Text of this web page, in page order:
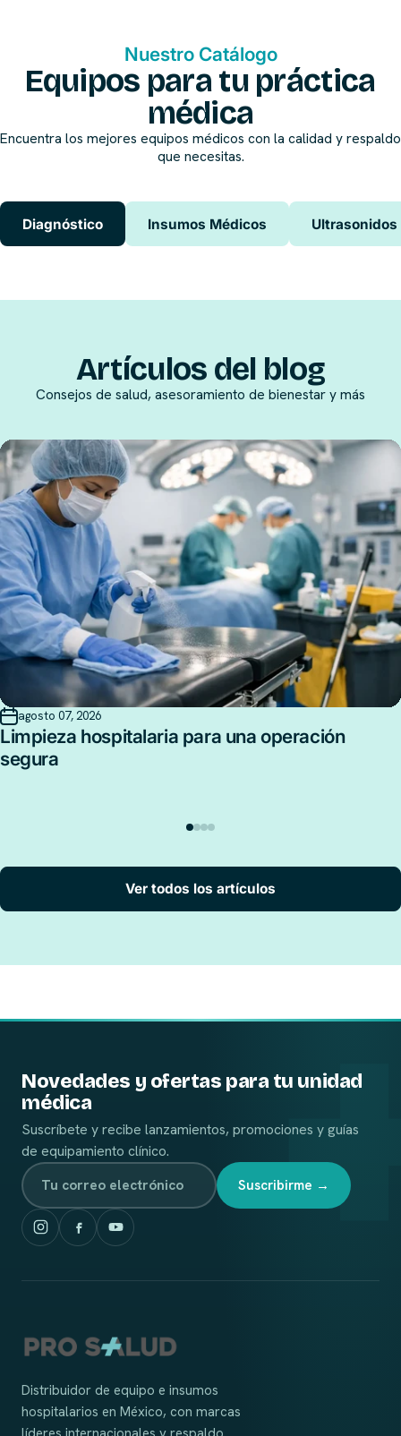
Nuestro Catálogo
Equipos para tu práctica
médica
Encuentra los mejores equipos médicos con la calidad y respaldo
que necesitas.
Diagnóstico Insumos Médicos Ultrasonidos
Artículos del blog
Consejos de salud, asesoramiento de bienestar y más
agosto 07, 2026
Limpieza hospitalaria para una operación
segura
Ver todos los artículos
Novedades y ofertas para tu unidad
médica
Suscríbete y recibe lanzamientos, promociones y guías
de equipamiento clínico.
Suscribirme →
Distribuidor de equipo e insumos
hospitalarios en México, con marcas